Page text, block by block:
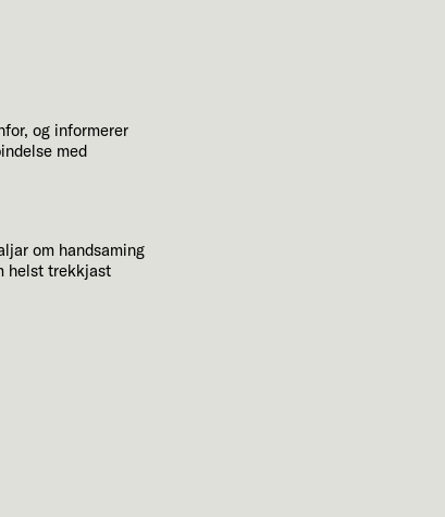
og informerer
med
om handsaming
helst trekkjast